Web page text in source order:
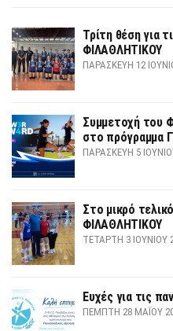
Τρίτη θέση για
ΦΙΛΑΘΛΗΤΙΚΟΥ
ΠΑΡΑΣΚΕΥΉ 12
Συμμετοχή του
στο πρόγραμμα
ΠΑΡΑΣΚΕΥΉ 5
Στο μικρό
ΦΙΛΑΘΛΗΤΙΚΟΥ
ΤΕΤΆΡΤΗ 3 ΙΟΥΝΊΟΥ
Ευχές για τις
ΠΈΜΠΤΗ 28 ΜΑΪ́ΟΥ